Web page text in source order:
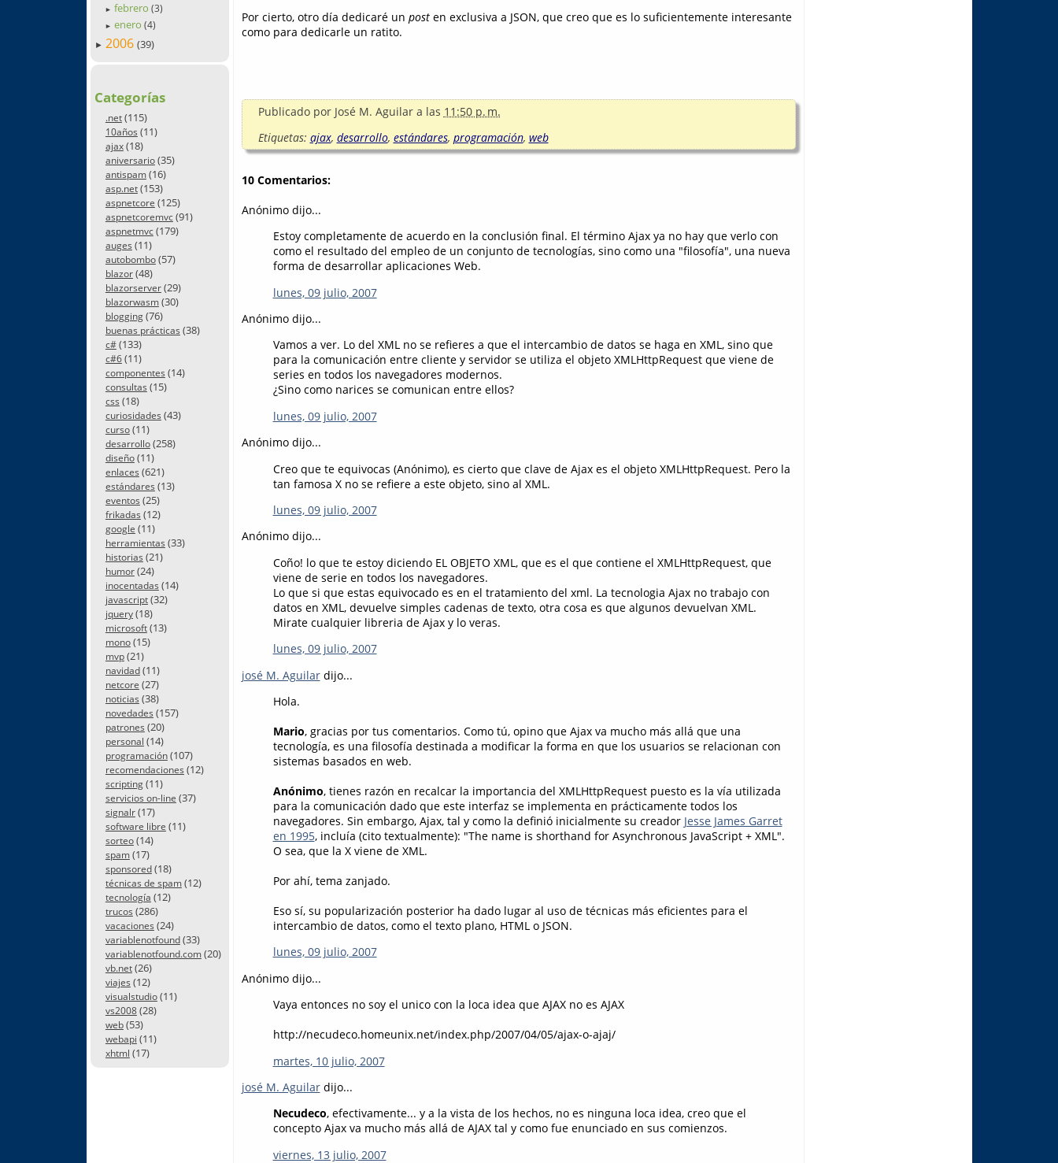
► febrero(3)
► enero(4)
► 2006 (39)
Categorías
.net(115)
10años (11)
ajax(18)
aniversario(35)
antispam(16)
asp.net(153)
aspnetcore (125)
aspnetcoremvc(91)
aspnetmvc(179)
auges (11)
autobombo(57)
blazor(48)
blazorserver(29)
blazorwasm(30)
blogging(76)
buenas prácticas (38)
c#(133)
c#6(11)
componentes (14)
consultas (15)
css (18)
curiosidades (43)
curso(11)
desarrollo(258)
diseño(11)
enlaces (621)
estándares (13)
eventos (25)
frikadas (12)
google (11)
herramientas (33)
historias (21)
humor(24)
inocentadas (14)
javascript(32)
jquery(18)
microsoft(13)
mono(15)
mvp(21)
navidad(11)
netcore (27)
noticias (38)
novedades (157)
patrones (20)
personal (14)
programación(107)
recomendaciones (12)
scripting(11)
servicios on-line (37)
signalr(17)
software libre (11)
sorteo(14)
spam(17)
sponsored(18)
técnicas de spam(12)
tecnología (12)
trucos (286)
vacaciones (24)
variablenotfound(33)
variablenotfound.com(20)
vb.net(26)
viajes (12)
visualstudio(11)
vs2008(28)
web(53)
webapi (11)
xhtml (17)
Por cierto, otro día dedicaré un posten exclusiva a JSON, que creo que es lo suficientemente interesante
como para dedicarle un ratito.
Publicado por José M. Aguilar a las 11:50 p. m.
Etiquetas: ajax, desarrollo, estándares, programación, web
10 Comentarios:
Anónimo dijo...
Estoy completamente de acuerdo en la conclusión final. El término Ajax ya no hay que verlo con
como el resultado del empleo de un conjunto de tecnologías, sino como una "filosofía", una nueva
forma de desarrollar aplicaciones Web.
lunes, 09 julio, 2007
Anónimo dijo...
Vamos a ver. Lo del XML no se refieres a que el intercambio de datos se haga en XML, sino que
para la comunicación entre cliente y servidor se utiliza el objeto XMLHttpRequest que viene de
series en todos los navegadores modernos.
¿Sino como narices se comunican entre ellos?
lunes, 09 julio, 2007
Anónimo dijo...
Creo que te equivocas (Anónimo), es cierto que clave de Ajax es el objeto XMLHttpRequest. Pero la
tan famosa X no se refiere a este objeto, sino al XML.
lunes, 09 julio, 2007
Anónimo dijo...
Coño! lo que te estoy diciendo EL OBJETO XML, que es el que contiene el XMLHttpRequest, que
viene de serie en todos los navegadores.
Lo que si que estas equivocado es en el tratamiento del xml. La tecnologia Ajax no trabajo con
datos en XML, devuelve simples cadenas de texto, otra cosa es que algunos devuelvan XML.
Mirate cualquier libreria de Ajax y lo veras.
lunes, 09 julio, 2007
josé M. Aguilardijo...
Hola.
Mario, gracias por tus comentarios. Como tú, opino que Ajax va mucho más allá que una
tecnología, es una filosofía destinada a modificar la forma en que los usuarios se relacionan con
sistemas basados en web.
Anónimo, tienes razón en recalcar la importancia del XMLHttpRequest puesto es la vía utilizada
para la comunicación dado que este interfaz se implementa en prácticamente todos los
navegadores. Sin embargo, Ajax, tal y como la definió inicialmente su creador Jesse James Garret
en 1995, incluía (cito textualmente): "The name is shorthand for Asynchronous JavaScript + XML".
O sea, que la X viene de XML.
Por ahí, tema zanjado.
Eso sí, su popularización posterior ha dado lugar al uso de técnicas más eficientes para el
intercambio de datos, como el texto plano, HTML o JSON.
lunes, 09 julio, 2007
Anónimo dijo...
Vaya entonces no soy el unico con la loca idea que AJAX no es AJAX
http://necudeco.homeunix.net/index.php/2007/04/05/ajax-o-ajaj/
martes, 10 julio, 2007
josé M. Aguilardijo...
Necudeco, efectivamente... y a la vista de los hechos, no es ninguna loca idea, creo que el
concepto Ajax va mucho más allá de AJAX tal y como fue enunciado en sus comienzos.
viernes, 13 julio, 2007